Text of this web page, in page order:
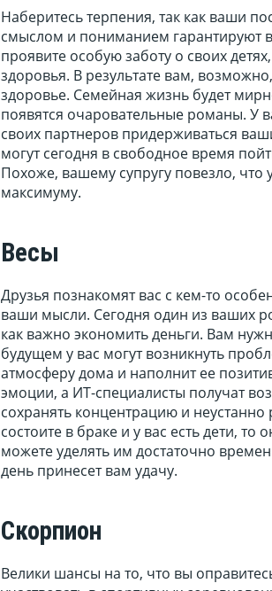
Наберитесь терпения, так как ваши
смыслом и пониманием гарантируют
проявите особую заботу о своих
здоровья. В результате вам,
здоровье. Семейная жизнь будет
появятся очаровательные романы. У
своих партнеров придерживаться
могут сегодня в свободное время
Похоже, вашему супругу повезло, что
максимуму.
Весы
Друзья познакомят вас с кем-то
ваши мысли. Сегодня один из ваших
как важно экономить деньги. Вам
будущем у вас могут возникнуть
атмосферу дома и наполнит ее
эмоции, а ИТ-специалисты получат
сохранять концентрацию и неустанно
состоите в браке и у вас есть дети,
можете уделять им достаточно
день принесет вам удачу.
Скорпион
Велики шансы на то, что вы